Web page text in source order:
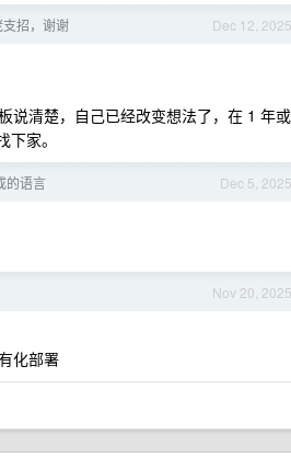
Dec 12, 2025
招，谢谢
说清楚，自己已经改变想法了，在 1 年或
家。
Dec 5, 2025
的语言
Nov 20, 2025
化部署